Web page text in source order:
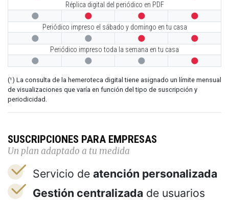
Réplica digital del periódico en PDF
   
Periódico impreso el sábado y domingo en tu casa
   
Periódico impreso toda la semana en tu casa
   
(¹) La consulta de la hemeroteca digital tiene asignado un límite mensual
de visualizaciones que varía en función del tipo de suscripción y
periodicidad.
SUSCRIPCIONES PARA EMPRESAS
Un plan adaptado a tu medida
Servicio de atención personalizada
Gestión centralizada de usuarios